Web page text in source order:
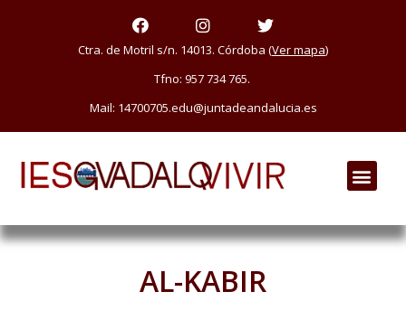
F
a
c
o
k
I
n
s
a
r
a
T
w
i
e
r
Ctra. de Motril s/n. 14013. Córdoba (Ver mapa)
Tfno: 957 734 765.
Mail: 14700705.edu@juntadeandalucia.es
AL-KABIR